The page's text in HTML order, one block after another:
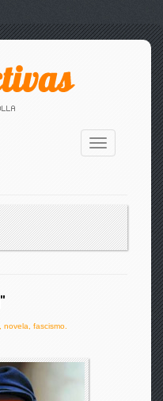
Toggle
navigation
novela fascismo.